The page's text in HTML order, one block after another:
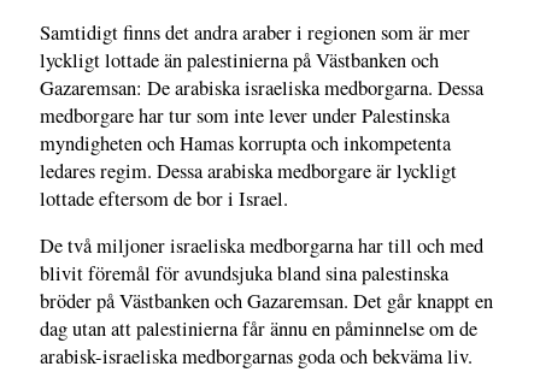
Samtidigt finns det andra araber i regionen som är mer
lyckligt lottade än palestinierna på Västbanken och
Gazaremsan: De arabiska israeliska medborgarna. Dessa
medborgare har tur som inte lever under Palestinska
myndigheten och Hamas korrupta och inkompetenta
ledares regim. Dessa arabiska medborgare är lyckligt
lottade eftersom de bor i Israel.
De två miljoner israeliska medborgarna har till och med
blivit föremål för avundsjuka bland sina palestinska
bröder på Västbanken och Gazaremsan. Det går knappt en
dag utan att palestinierna får ännu en påminnelse om de
arabisk-israeliska medborgarnas goda och bekväma liv.